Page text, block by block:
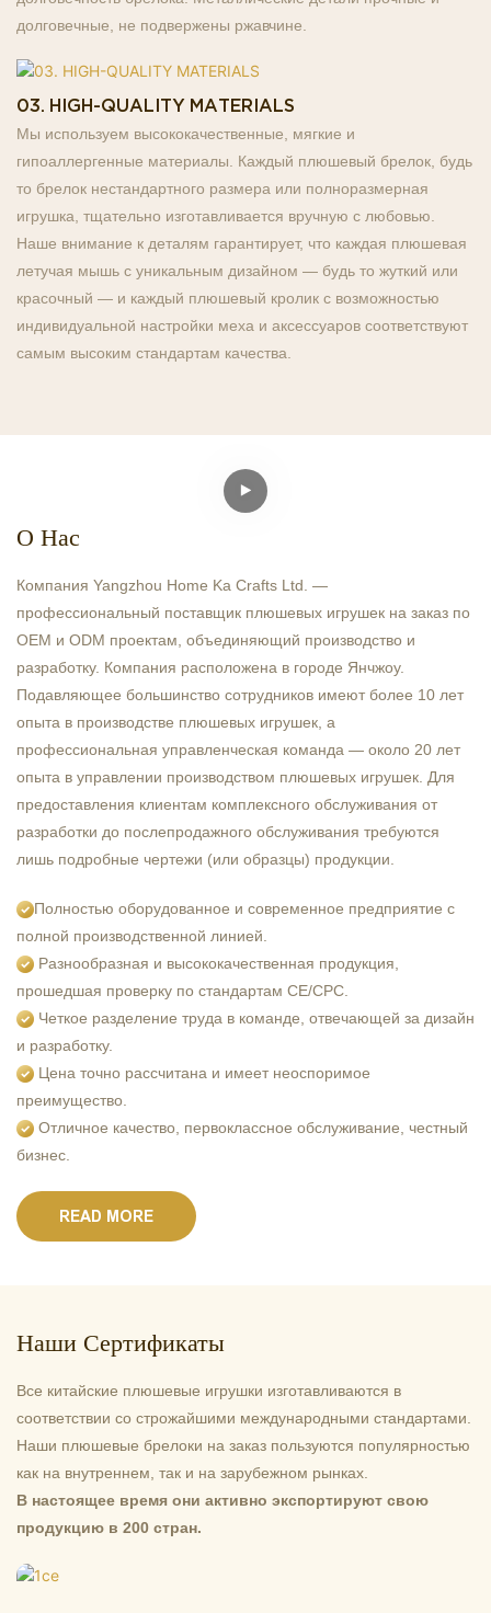
долговечные, не подвержены ржавчине.
03. HIGH-QUALITY MATERIALS
Мы используем высококачественные, мягкие и
гипоаллергенные материалы. Каждый плюшевый брелок, будь
то брелок нестандартного размера или полноразмерная
игрушка, тщательно изготавливается вручную с любовью.
Наше внимание к деталям гарантирует, что каждая плюшевая
летучая мышь с уникальным дизайном — будь то жуткий или
красочный — и каждый плюшевый кролик с возможностью
индивидуальной настройки меха и аксессуаров соответствуют
самым высоким стандартам качества.
О Нас
Компания Yangzhou Home Ka Crafts Ltd. —
профессиональный поставщик плюшевых игрушек на заказ по
OEM и ODM проектам, объединяющий производство и
разработку. Компания расположена в городе Янчжоу.
Подавляющее большинство сотрудников имеют более 10 лет
опыта в производстве плюшевых игрушек, а
профессиональная управленческая команда — около 20 лет
опыта в управлении производством плюшевых игрушек. Для
предоставления клиентам комплексного обслуживания от
разработки до послепродажного обслуживания требуются
лишь подробные чертежи (или образцы) продукции.
Полностью оборудованное и современное предприятие с
полной производственной линией.
Разнообразная и высококачественная продукция,
прошедшая проверку по стандартам CE/CPC.
Четкое разделение труда в команде, отвечающей за дизайн
и разработку.
Цена точно рассчитана и имеет неоспоримое
преимущество.
Отличное качество, первоклассное обслуживание, честный
бизнес.
READ MORE
Наши Сертификаты
Все китайские плюшевые игрушки изготавливаются в
соответствии со строжайшими международными стандартами.
Наши плюшевые брелоки на заказ пользуются популярностью
как на внутреннем, так и на зарубежном рынках.
В настоящее время они активно экспортируют свою
продукцию в 200 стран.